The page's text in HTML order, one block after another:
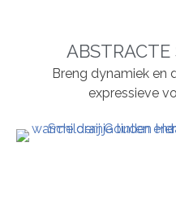
ABSTRACTE
Breng dynamiek en
expressieve